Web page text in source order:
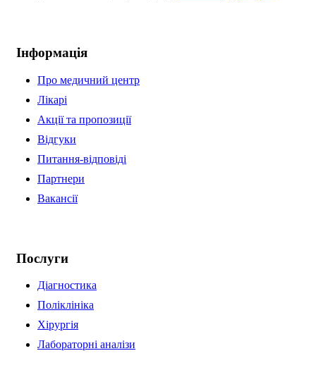
Інформація
Про медичний центр
Лікарі
Акції та пропозиції
Відгуки
Питання-відповіді
Партнери
Вакансії
Послуги
Діагностика
Поліклініка
Хірургія
Лабораторні аналізи